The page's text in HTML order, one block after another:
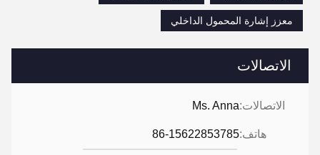
الاتصالات
الاتصالات:Ms. Anna
هاتف:86-15622853785
معزز إشارة المحمول الداخلي